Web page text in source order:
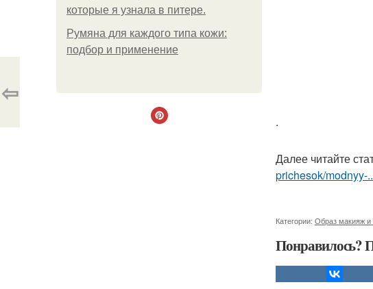
которые я узнала в питере.
Румяна для каждого типа кожи:
подбор и применение
.
Далее читайте
prichesok/modnyy-
Категории: Образ макияж и
Понравилось?
⇦